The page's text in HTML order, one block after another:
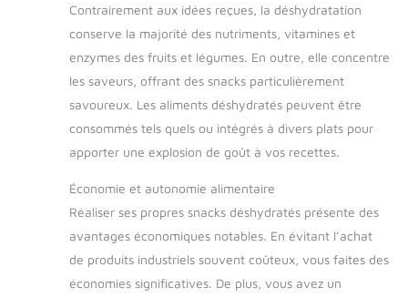
Contrairement aux idées reçues, la déshydratation
conserve la majorité des nutriments, vitamines et
enzymes des fruits et légumes. En outre, elle concentre
les saveurs, offrant des snacks particulièrement
savoureux. Les aliments déshydratés peuvent être
consommés tels quels ou intégrés à divers plats pour
apporter une explosion de goût à vos recettes.
Économie et autonomie alimentaire
Réaliser ses propres snacks déshydratés présente des
avantages économiques notables. En évitant l’achat
de produits industriels souvent coûteux, vous faites des
économies significatives. De plus, vous avez un